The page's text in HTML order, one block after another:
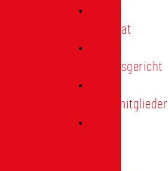
Ehrenrat
Schiedsgericht
Ehrenmitglieder